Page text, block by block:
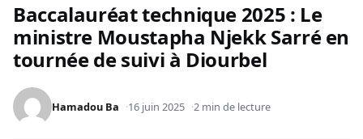
Baccalauréat technique 2025 : Le
ministre Moustapha Njekk Sarré en
tournée de suivi à Diourbel
Hamadou Ba 16 juin 2025 2 min de lecture